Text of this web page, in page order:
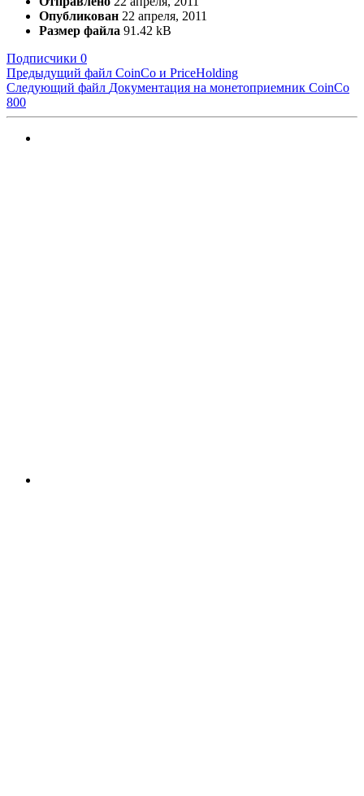
Опубликован 22 апреля, 2011
Размер файла 91.42 kB
Подписчики 0
Предыдущий файл CoinCo и PriceHolding
Следующий файл Документация на монетоприемник CoinCo
800